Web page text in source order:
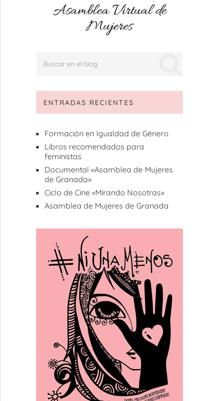
Asamblea Virtual de
Mujeres
ENTRADAS RECIENTES
Formación en Igualdad de Género
Libros recomendados para
feministas
Documental «Asamblea de Mujeres
de Granada»
Ciclo de Cine «Mirando Nosotras»
Asamblea de Mujeres de Granada